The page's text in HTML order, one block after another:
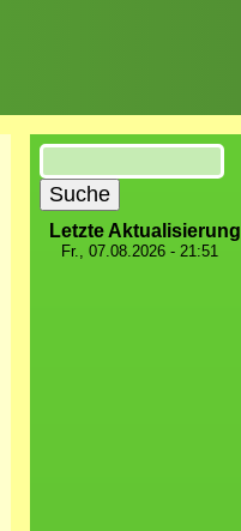
Suche
Letzte Aktualisierung
Fr., 07.08.2026 - 21:51